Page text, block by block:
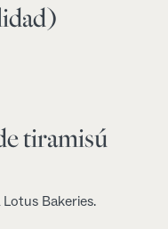
tiramisú
Bakeries.